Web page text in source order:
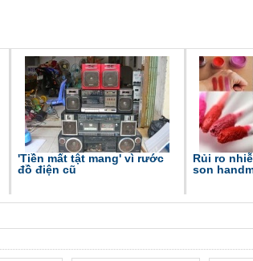
'Tiền mất tật mang' vì rước
đồ điện cũ
Rủi ro
son